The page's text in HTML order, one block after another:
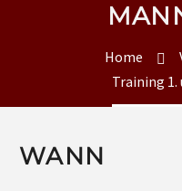
Home
Training 1.
WANN